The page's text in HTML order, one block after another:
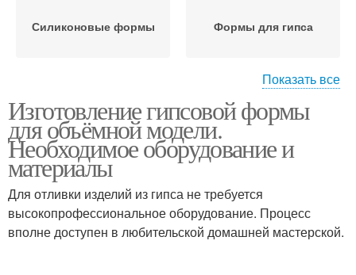
Силиконовые формы Формы для гипса
Формы для литья Форма из гипса
Модели в гипсовые
формы
Гипсовые формы
Показать все
Изготовление гипсовой формы
для объёмной модели.
Необходимое оборудование и
материалы
Для отливки изделий из гипса не требуется
высокопрофессиональное оборудование. Процесс
вполне доступен в любительской домашней мастерской.